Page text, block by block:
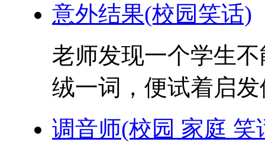
意外结果(校园笑话)
老师发现一个学生
绒一词，便试着启
调音师(校园 家庭 笑